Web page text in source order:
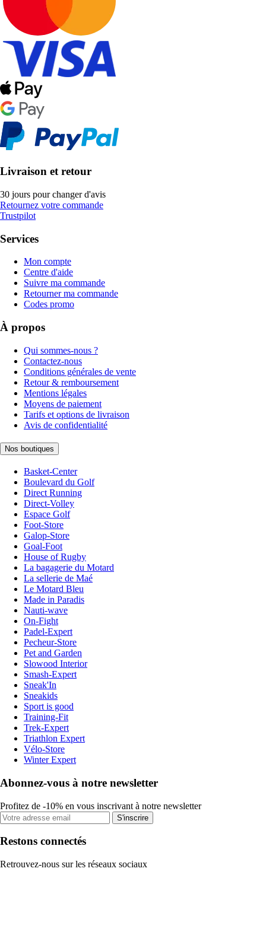
Livraison et retour
30 jours pour changer d'avis
Retournez votre commande
Trustpilot
Services
Mon compte
Centre d'aide
Suivre ma commande
Retourner ma commande
Codes promo
À propos
Qui sommes-nous ?
Contactez-nous
Conditions générales de vente
Retour & remboursement
Mentions légales
Moyens de paiement
Tarifs et options de livraison
Avis de confidentialité
Nos boutiques
Basket-Center
Boulevard du Golf
Direct Running
Direct-Volley
Espace Golf
Foot-Store
Galop-Store
Goal-Foot
House of Rugby
La bagagerie du Motard
La sellerie de Maé
Le Motard Bleu
Made in Paradis
Nauti-wave
On-Fight
Padel-Expert
Pecheur-Store
Pet and Garden
Slowood Interior
Smash-Expert
Sneak'In
Sneakids
Sport is good
Training-Fit
Trek-Expert
Triathlon Expert
Vélo-Store
Winter Expert
Abonnez-vous à notre newsletter
Profitez de -10% en vous inscrivant à notre newsletter
S'inscrire
Restons connectés
Retrouvez-nous sur les réseaux sociaux